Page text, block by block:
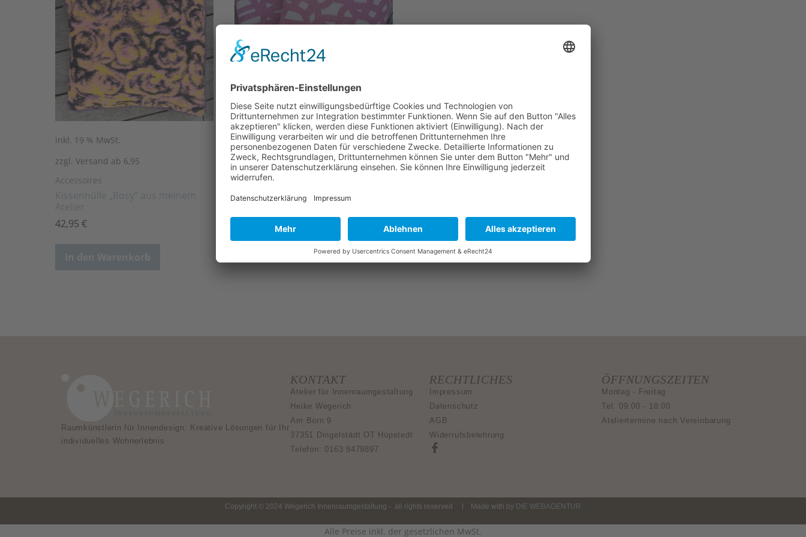
inkl. 19 % MwSt.
zzgl. Versand ab 6,95
Accessoires
42,95 €
inkl. 19 % MwSt.
zzgl. Versand ab 6,95
Accessoires
Kissen „Rafia“ von der Firma Apelt
In den Warenkorb
Raumkünstlerin für Innendesign: Kreative Lösungen für Ihr
individuelles Wohnerlebnis
KONTAKT
Atelier für Innenraumgestaltung
Heike Wegerich
Am Born 9
37351 Dingelstädt OT Hüpstedt
Telefon: 0163 8479897
RECHTLICHES
Impressum
Datenschutz
AGB
Widerrufsbelehrung
ÖFFNUNGSZEITEN
Montag - Freitag
Tel. 09:00 - 18:00
Ateliertermine nach Vereinbarung
Copyright © 2024 Wegerich Innenraumgestaltung - all rights reserved I Made with by DIE WEBAGENTUR
Alle Preise inkl. der gesetzlichen MwSt.